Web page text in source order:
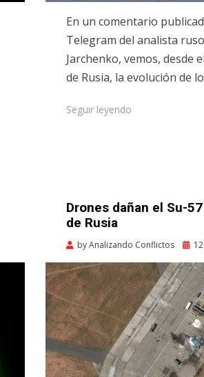
En un comentario
Telegram del analista
Jarchenko, vemos, desde
de Rusia, la evolución de
Seguir leyendo
Drones dañan el Su-
de Rusia
byAnalizando Conflictos